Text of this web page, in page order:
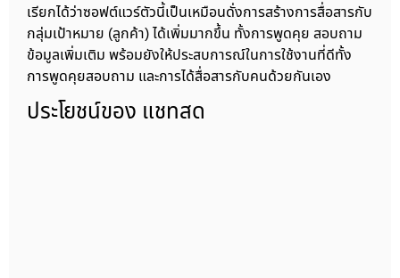
เรียกได้ว่าซอฟต์แวร์ตัวนี้เป็นเหมือนดั่งการสร้างการสื่อสารกับ
กลุ่มเป้าหมาย (ลูกค้า) ได้เพิ่มมากขึ้น ทั้งการพูดคุย สอบถาม
ข้อมูลเพิ่มเติม พร้อมยังให้ประสบการณ์ในการใช้งานที่ดีทั้ง
การพูดคุยสอบถาม และการได้สื่อสารกับคนด้วยกันเอง
ประโยชน์ของ แชทสด